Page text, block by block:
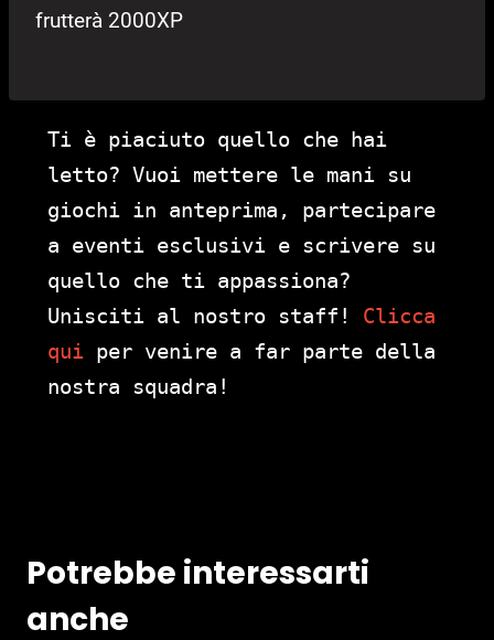
frutterà 2000XP
Ti è piaciuto quello che hai
letto? Vuoi mettere le mani su
giochi in anteprima, partecipare
a eventi esclusivi e scrivere su
quello che ti appassiona?
Unisciti al nostro staff! Clicca
qui per venire a far parte della
nostra squadra!
Potrebbe interessarti
anche